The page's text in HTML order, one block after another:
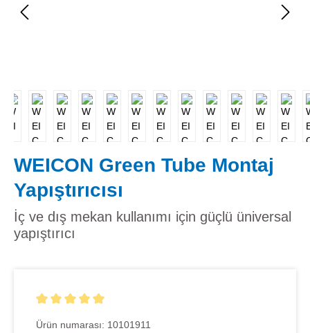
WEICON Green Tube Montaj
Yapıştırıcısı
İç ve dış mekan kullanımı için güçlü üniversal
yapıştırıcı
Ürün numarası: 10101911